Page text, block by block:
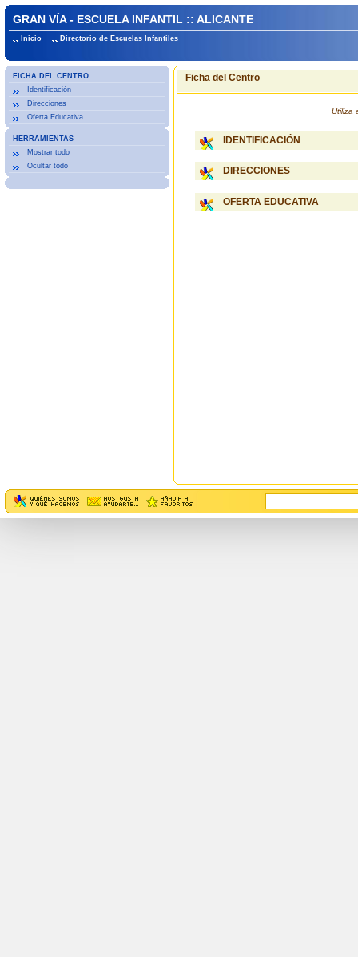
GRAN VÍA - ESCUELA INFANTIL :: ALICANTE
Inicio Directorio de Escuelas Infantiles
FICHA DEL CENTRO
Identificación
Direcciones
Oferta Educativa
HERRAMIENTAS
Mostrar todo
Ocultar todo
Ficha del Centro
Utiliza
IDENTIFICACIÓN
DIRECCIONES
OFERTA EDUCATIVA